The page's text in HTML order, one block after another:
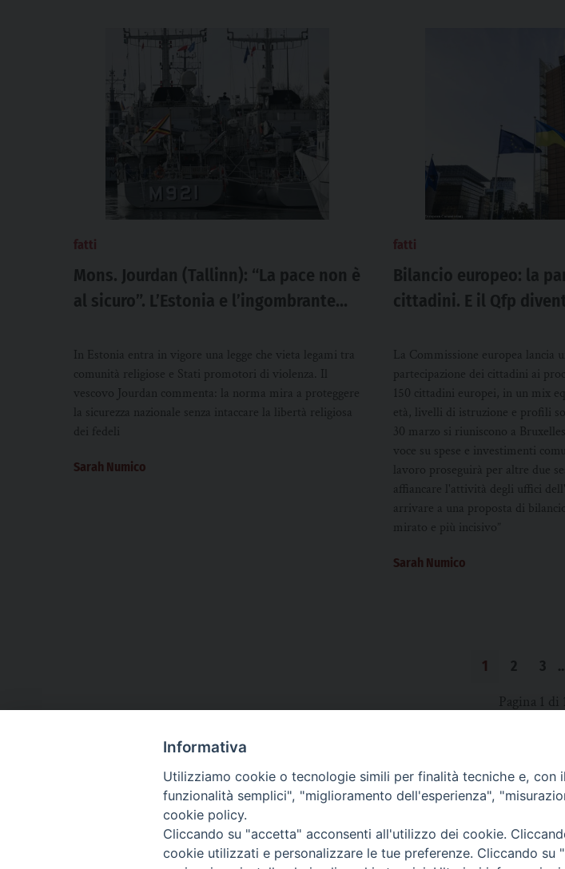
fatti
Mons. Jourdan (Tallinn): “La pace non è
al sicuro”. L’Estonia e l’ingombrante
In Estonia entra in vigore una legge che vieta legami tra
comunità religiose e Stati promotori di violenza. Il
vescovo Jourdan commenta: la norma mira a proteggere
la sicurezza nazionale senza intaccare la libertà religiosa
dei fedeli
Sarah Numico
fatti
Bilancio europeo: la
cittadini. E il Qfp
La Commissione europea lancia
partecipazione dei cittadini ai
150 cittadini europei, in un mix
età, livelli di istruzione e profili
30 marzo si riuniscono a
voce su spese e investimenti
lavoro proseguirà per altre due
affiancare l'attività degli uffici
arrivare a una proposta di
mirato e più incisivo”
Sarah Numico
1 2 3
Pagina 1 di
AMMINISTRAZIONE TRASPARENTE SCRIVICI
Informativa
Utilizziamo cookie o tecnologie simili per finalità tecniche e,
funzionalità semplici", "miglioramento dell'esperienza",
cookie policy.
Cliccando su "accetta" acconsenti all'utilizzo dei cookie.
cookie utilizzati e personalizzare le tue preferenze. Cliccando